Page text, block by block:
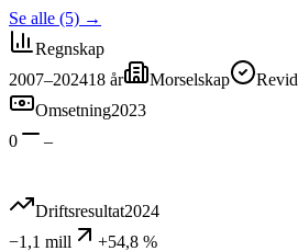
Se alle (5) →
Regnskap
2007–202418 år Morselskap
Omsetning2023
0
–
Driftsresultat2024
−1,1 mill
+54,8 %